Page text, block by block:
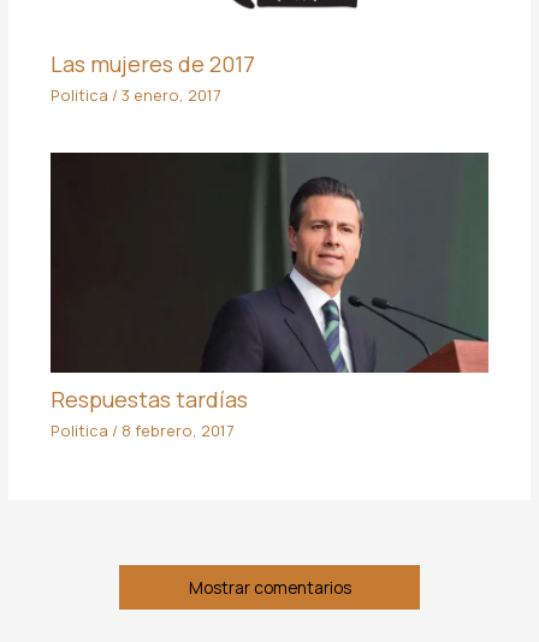
Las mujeres de 2017
Politica / 3 enero, 2017
Respuestas tardías
Politica / 8 febrero, 2017
Mostrar comentarios